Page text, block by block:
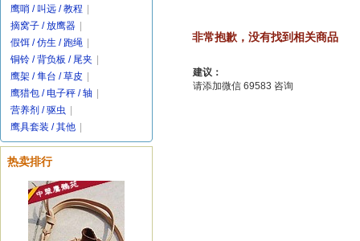
鹰哨 / 叫远 / 教程
摘窝子 / 放鹰器
假饵 / 仿生 / 跑绳
铜铃 / 背负板 / 尾夹
鹰架 / 隼台 / 草皮
鹰猎包 / 电子秤 / 轴
营养剂 / 驱虫
鹰具套装 / 其他
热卖排行
非常抱歉，没有找到相关商品
建议：
请添加微信 69583 咨询